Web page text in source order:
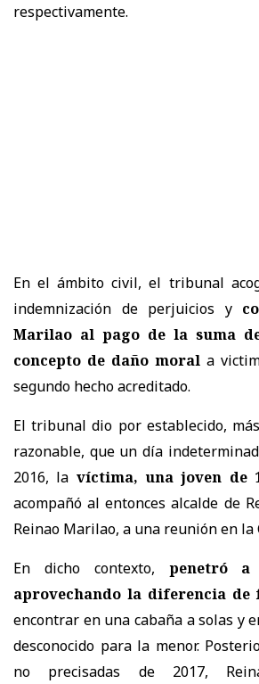
respectivamente.
En el ámbito civil, el tribunal
indemnización de perjuicios y
Marilao al pago de la suma de
concepto de daño moral a
segundo hecho acreditado.
El tribunal dio por establecido,
razonable, que un día
2016, la víctima, una joven de
acompañó al entonces alcalde de
Reinao Marilao, a una reunión en la
En dicho contexto, penetró a
aprovechando la diferencia de
encontrar en una cabaña a solas y
desconocido para la menor.
no precisadas de 2017,